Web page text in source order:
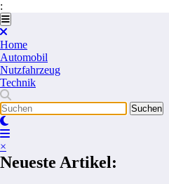
:
Zum
Inhalt
springen
Home
Automobil
Nutzfahrzeug
Technik
×
Neueste Artikel: